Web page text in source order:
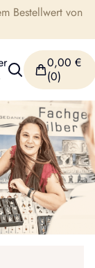
Bestellwert von
0,00 €
(0)